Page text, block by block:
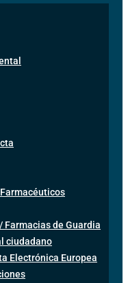
Farmacias de Guardia
ciudadano
Electrónica Europea